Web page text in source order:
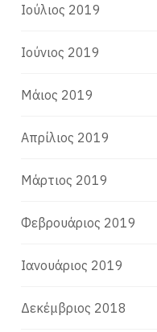
Ιούλιος 2019
Ιούνιος 2019
Μάιος 2019
Απρίλιος 2019
Μάρτιος 2019
Φεβρουάριος 2019
Ιανουάριος 2019
Δεκέμβριος 2018